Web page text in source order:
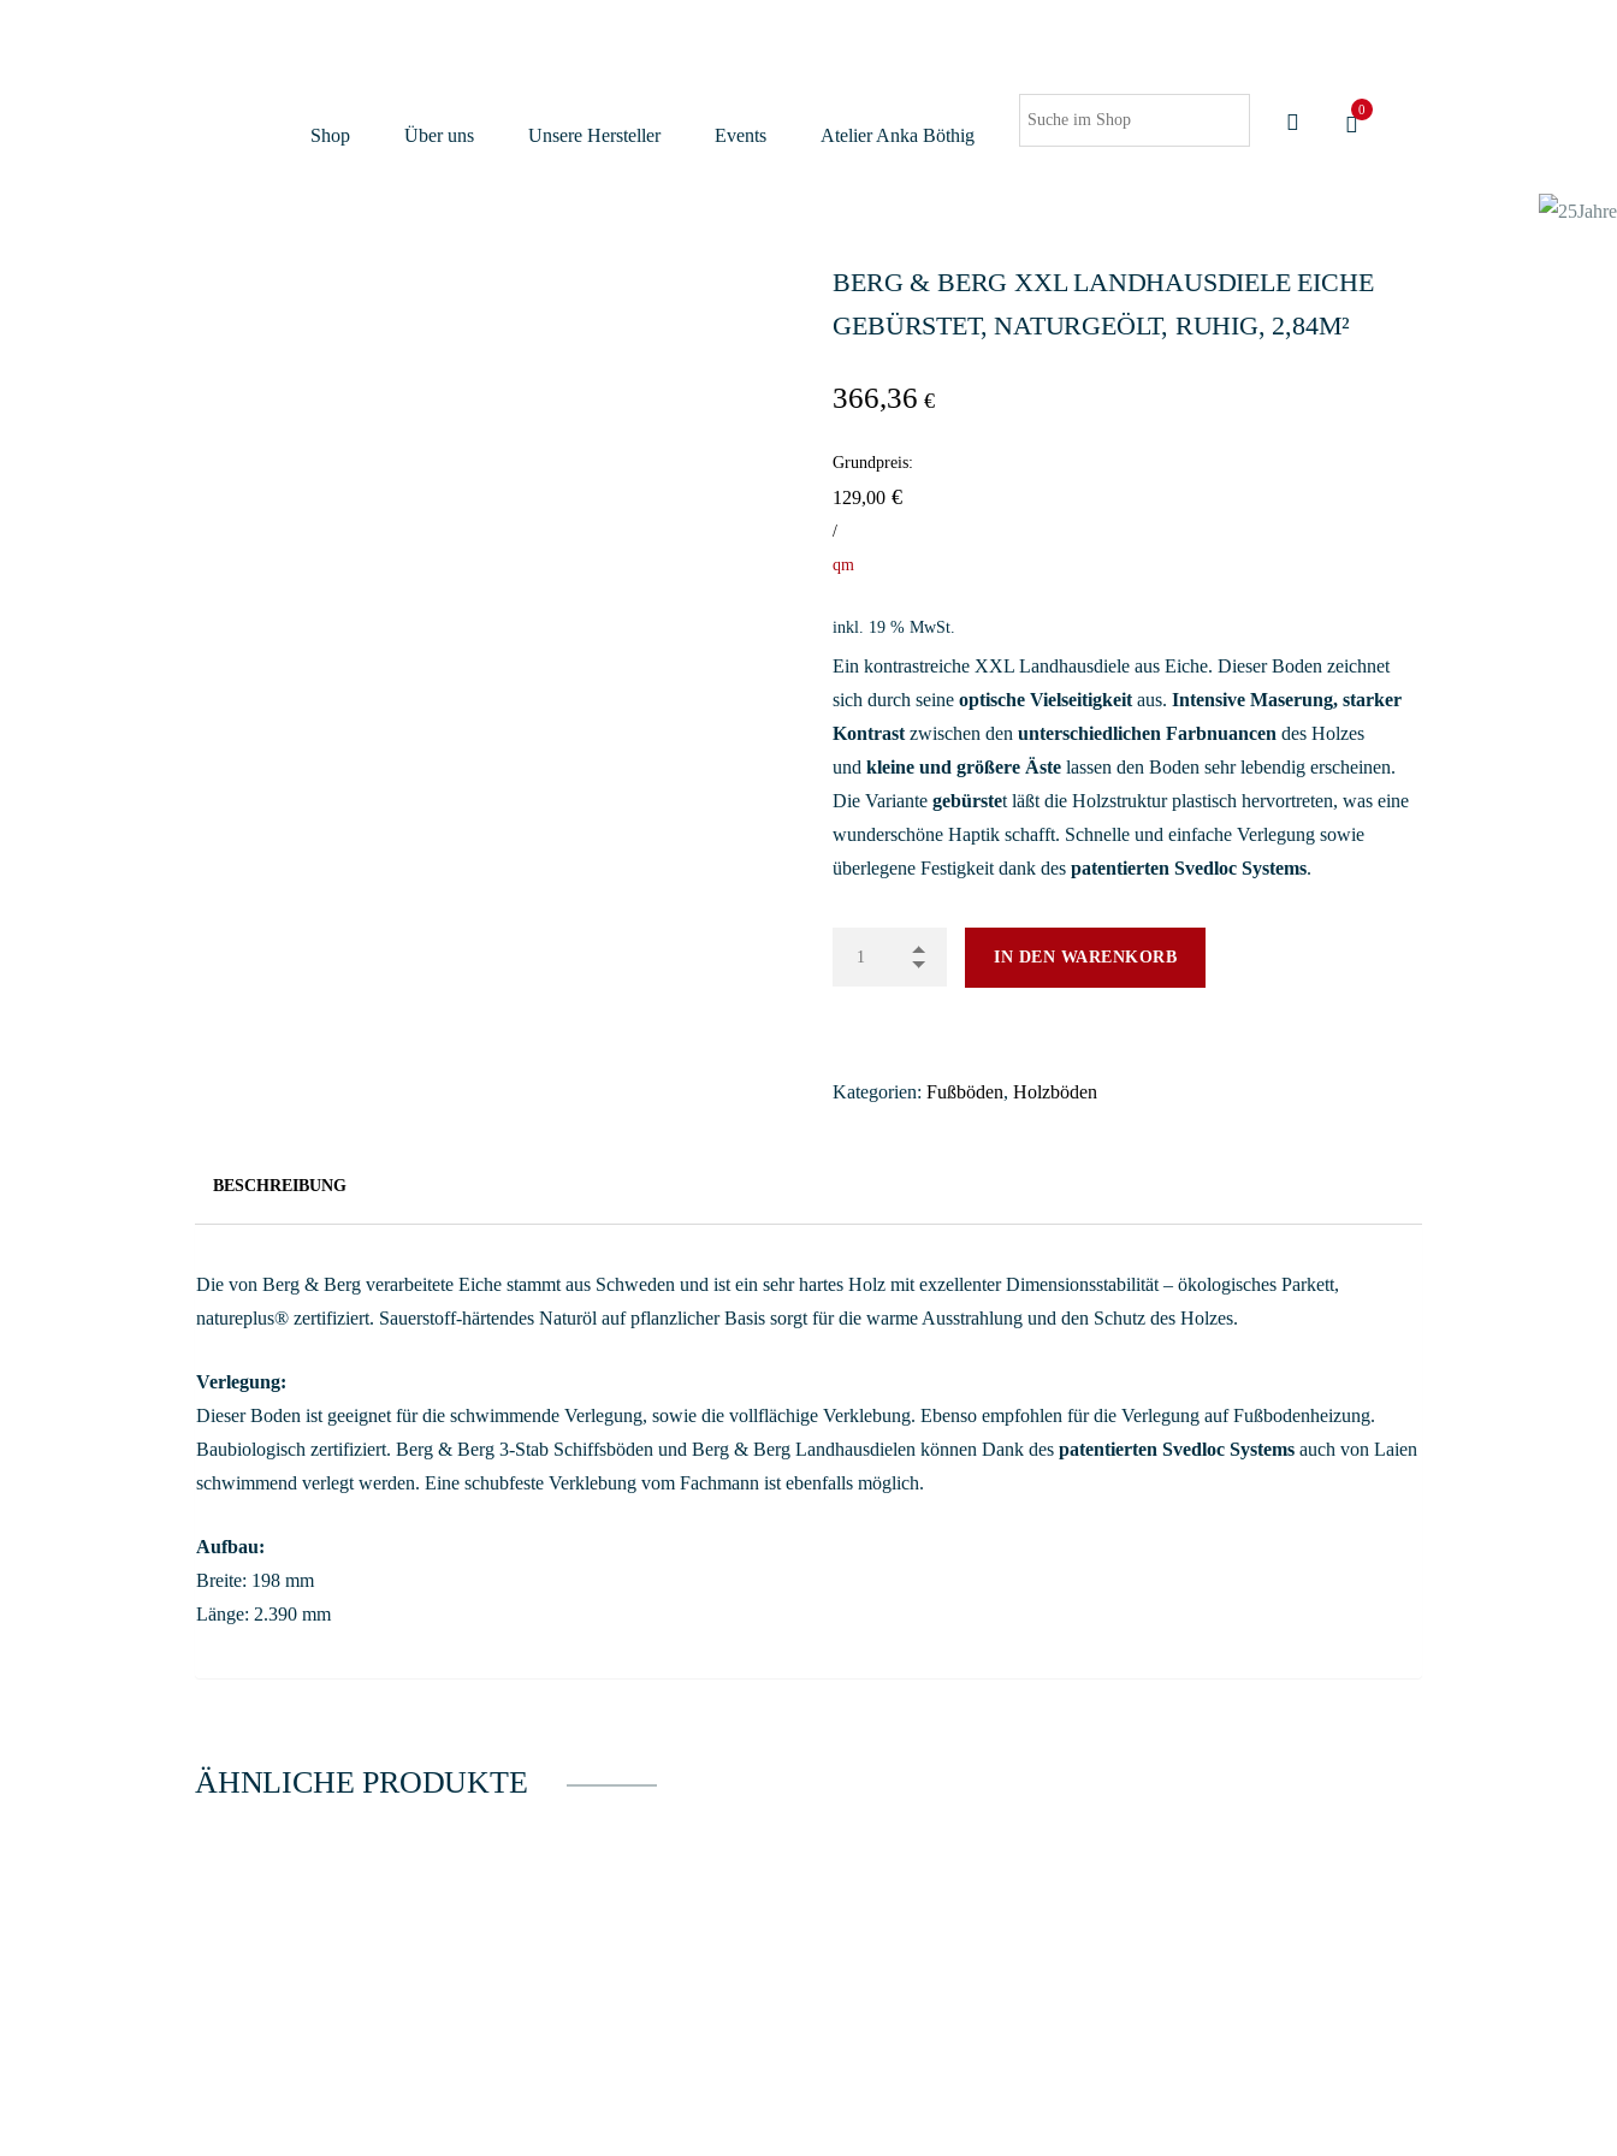
Shop Über uns Unsere Hersteller Events Atelier Anka Böthig
0
BERG & BERG XXL LANDHAUSDIELE EICHE
GEBÜRSTET, NATURGEÖLT, RUHIG, 2,84M²
366,36 €
Grundpreis:
129,00 €
/
qm
inkl. 19 % MwSt.
Ein kontrastreiche XXL Landhausdiele aus Eiche. Dieser Boden zeichnet
sich durch seineoptische Vielseitigkeit aus.Intensive Maserung, starker
Kontrast zwischen denunterschiedlichen Farbnuancen des Holzes
undkleine und größere Äste lassen den Boden sehr lebendig erscheinen.
Die Variantegebürstet läßt die Holzstruktur plastisch hervortreten, was eine
wunderschöne Haptik schafft. Schnelle und einfache Verlegung sowie
überlegene Festigkeit dank despatentierten Svedloc Systems.
IN DEN WARENKORB
Kategorien:Fußböden,Holzböden
BESCHREIBUNG
Die von Berg & Berg verarbeitete Eiche stammt aus Schweden und ist ein sehr hartes Holz mit exzellenter Dimensionsstabilität – ökologisches Parkett,
natureplus® zertifiziert. Sauerstoff-härtendes Naturöl auf pflanzlicher Basis sorgt für die warme Ausstrahlung und den Schutz des Holzes.
Verlegung:
Dieser Boden ist geeignet für die schwimmende Verlegung, sowie die vollflächige Verklebung. Ebenso empfohlen für die Verlegung auf Fußbodenheizung.
Baubiologisch zertifiziert. Berg & Berg 3-Stab Schiffsböden und Berg & Berg Landhausdielen können Dank des patentierten Svedloc Systems auch von Laien
schwimmend verlegt werden. Eine schubfeste Verklebung vom Fachmann ist ebenfalls möglich.
Aufbau:
Breite: 198 mm
Länge: 2.390 mm
ÄHNLICHE PRODUKTE